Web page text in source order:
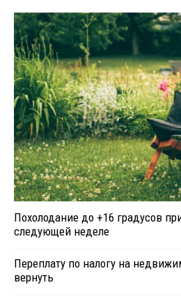
Похолодание до +16 градусов
следующей неделе
Переплату по налогу на
вернуть